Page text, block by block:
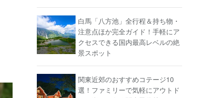
白馬「八方池」全行程＆持ち物・
注意点ほか完全ガイド！手軽にア
クセスできる国内最高レベルの絶
景スポット
関東近郊のおすすめコテージ10
選！ファミリーで気軽にアウトド